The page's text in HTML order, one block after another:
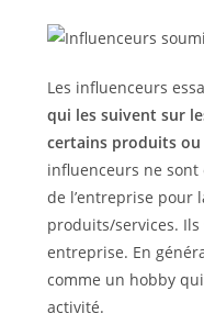
Les influenceurs
qui les suivent sur
certains produits ou
influenceurs ne
de l’entreprise pour
produits/services.
entreprise. En
comme un hobby
activité.